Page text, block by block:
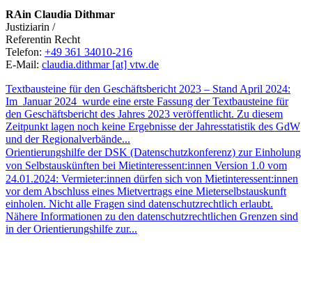
RAin Claudia Dithmar
Justiziarin /
Referentin Recht
Telefon: +49 361 34010-216
E-Mail: claudia.dithmar [at] vtw.de
Textbausteine für den Geschäftsbericht 2023 – Stand April 2024:
Im Januar 2024 wurde eine erste Fassung der Textbausteine für
den Geschäftsbericht des Jahres 2023 veröffentlicht. Zu diesem
Zeitpunkt lagen noch keine Ergebnisse der Jahresstatistik des GdW
und der Regionalverbände...
Orientierungshilfe der DSK (Datenschutzkonferenz) zur Einholung
von Selbstauskünften bei Mietinteressent:innen Version 1.0 vom
24.01.2024: Vermieter:innen dürfen sich von Mietinteressent:innen
vor dem Abschluss eines Mietvertrags eine Mieterselbstauskunft
einholen. Nicht alle Fragen sind datenschutzrechtlich erlaubt.
Nähere Informationen zu den datenschutzrechtlichen Grenzen sind
in der Orientierungshilfe zur...